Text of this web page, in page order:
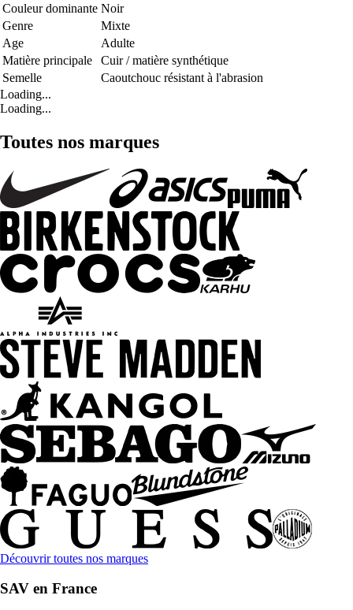
Couleur dominante Noir
Genre
Mixte
Age
Adulte
Matière principale
Cuir / matière synthétique
Semelle
Caoutchouc résistant à l'abrasion
Loading...
Loading...
Toutes nos marques
Découvrir toutes nos marques
SAV en France